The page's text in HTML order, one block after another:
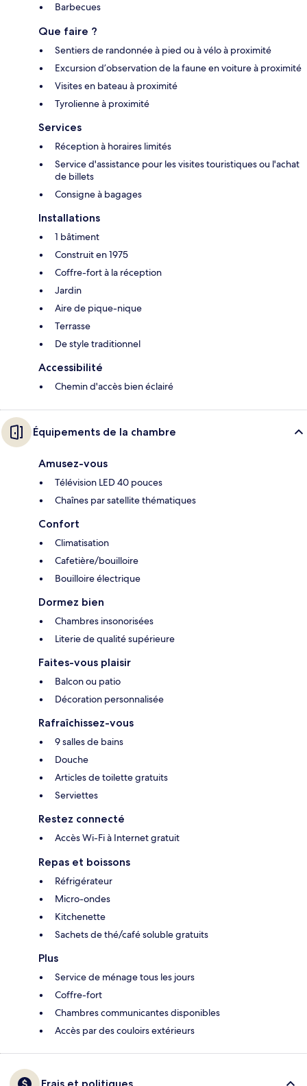
Barbecues
Que faire ?
Sentiers de randonnée à pied ou à vélo à proximité
Excursion d’observation de la faune en voiture à proximité
Visites en bateau à proximité
Tyrolienne à proximité
Services
Réception à horaires limités
Service d'assistance pour les visites touristiques ou l'achat
de billets
Consigne à bagages
Installations
1 bâtiment
Construit en 1975
Coffre-fort à la réception
Jardin
Aire de pique-nique
Terrasse
De style traditionnel
Accessibilité
Chemin d'accès bien éclairé
Équipements de la chambre
Amusez-vous
Télévision LED 40 pouces
Chaînes par satellite thématiques
Confort
Climatisation
Cafetière/bouilloire
Bouilloire électrique
Dormez bien
Chambres insonorisées
Literie de qualité supérieure
Faites-vous plaisir
Balcon ou patio
Décoration personnalisée
Rafraîchissez-vous
9 salles de bains
Douche
Articles de toilette gratuits
Serviettes
Restez connecté
Accès Wi-Fi à Internet gratuit
Repas et boissons
Réfrigérateur
Micro-ondes
Kitchenette
Sachets de thé/café soluble gratuits
Plus
Service de ménage tous les jours
Coffre-fort
Chambres communicantes disponibles
Accès par des couloirs extérieurs